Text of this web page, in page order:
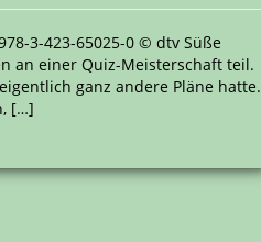
3-423-65025-0 © dtv Süße
an einer Quiz-Meisterschaft teil.
ganz andere Pläne hatte.
[…]